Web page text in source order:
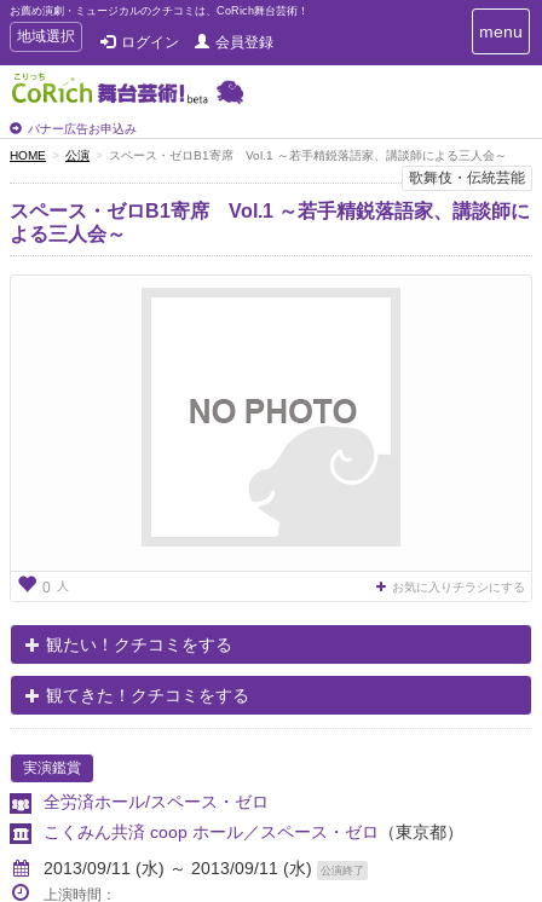
お薦め演劇・ミュージカルのクチコミは、CoRich舞台芸術！
T
o
g
g
e
n
a
i
g
a
地域選択 ログイン 会員登録
バナー広告お申込み
T
o
e
n
a
v
g
menu
HOME 公演 スペース・ゼロB1寄席 Vol.1 ～若手精鋭落語家、講談師による三人会～
歌舞伎・伝統芸能
スペース・ゼロB1寄席 Vol.1 ～若手精鋭落語家、講談師に
よる三人会～
0 人 お気に入りチラシにする
観たい！クチコミをする
観てきた！クチコミをする
実演鑑賞
全労済ホール/スペース・ゼロ
こくみん共済 coop ホール／スペース・ゼロ
（東京都）
2013/09/11 (水) ～ 2013/09/11 (水)
公演終了
上演時間：